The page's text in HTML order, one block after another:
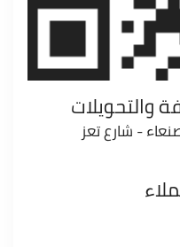
والتحويلات
- شارع تعز